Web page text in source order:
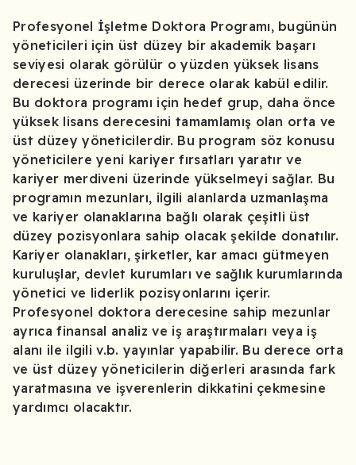
Profesyonel İşletme Doktora Programı, bugünün
yöneticileri için üst düzey bir akademik başarı
seviyesi olarak görülür o yüzden yüksek lisans
derecesi üzerinde bir derece olarak kabül edilir.
Bu doktora programı için hedef grup, daha önce
yüksek lisans derecesini tamamlamış olan orta ve
üst düzey yöneticilerdir. Bu program söz konusu
yöneticilere yeni kariyer fırsatları yaratır ve
kariyer merdiveni üzerinde yükselmeyi sağlar. Bu
programın mezunları, ilgili alanlarda uzmanlaşma
ve kariyer olanaklarına bağlı olarak çeşitli üst
düzey pozisyonlara sahip olacak şekilde donatılır.
Kariyer olanakları, şirketler, kar amacı gütmeyen
kuruluşlar, devlet kurumları ve sağlık kurumlarında
yönetici ve liderlik pozisyonlarını içerir.
Profesyonel doktora derecesine sahip mezunlar
ayrıca finansal analiz ve iş araştırmaları veya iş
alanı ile ilgili v.b. yayınlar yapabilir. Bu derece orta
ve üst düzey yöneticilerin diğerleri arasında fark
yaratmasına ve işverenlerin dikkatini çekmesine
yardımcı olacaktır.